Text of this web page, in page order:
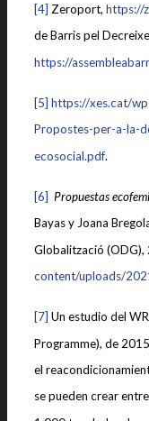
[4] Zeroport, https://
de Barris pel
https://
[5] https://xes.cat/
Propostes-per-a-la-
ecosocial.pdf.
[6] Propuestas
Bayas y Joana
Globalització (ODG),
content/uploads/
[7] Un estudio del
Programme), de
el
se pueden crear